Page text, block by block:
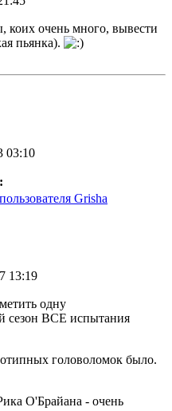
коих очень много, вывести
пьянка).
03:10
Grisha
13:19
одну
сезон ВСЕ испытания
головоломок было.
О'Брайана - очень